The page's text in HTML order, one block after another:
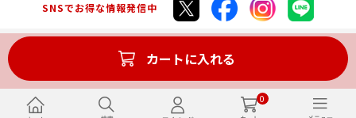
0
カートに入れる
SNSでお得な情報発信中